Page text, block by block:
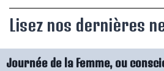
Lisez nos dernières
Journée de la Femme, ou